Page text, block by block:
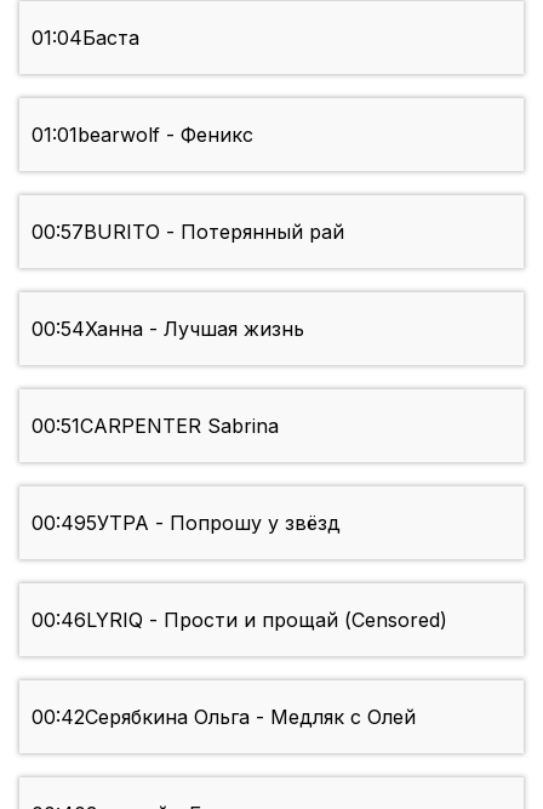
01:04Баста
01:01bearwolf - Феникс
00:57BURITO - Потерянный рай
00:54Ханна - Лучшая жизнь
00:51CARPENTER Sabrina
00:495УТРА - Попрошу у звёзд
00:46LYRIQ - Прости и прощай (Censored)
00:42Серябкина Ольга - Медляк с Олей